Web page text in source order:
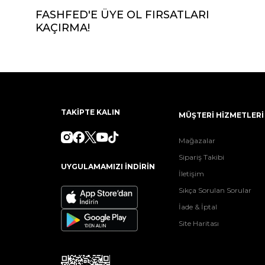
FASHFED'E ÜYE OL FIRSATLARI
KAÇIRMA!
TAKİPTE KALIN
UYGULAMAMIZI İNDİRİN
MÜŞTERİ HİZMETLERİ
Mağazalar
Sipariş Takibi
İletişim
Sıkça Sorulan Sorular
İade & İptal
Site Haritası